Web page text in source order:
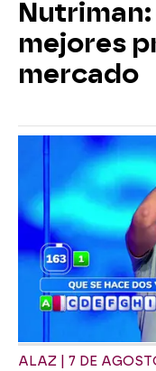
mejores
mercado
ALAZ | 7 DE